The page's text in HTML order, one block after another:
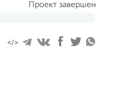
Проект завершен